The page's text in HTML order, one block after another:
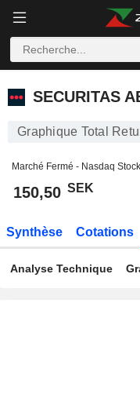
SECURITAS AB
SECURITAS
Graphique Total
Marché Fermé - Nasdaq
150,50 SEK
Synthèse Cotations
Analyse Technique